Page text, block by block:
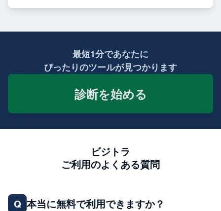
最短1分であなたに
ぴったりのツールが見つかります
診断を始める
ビジトラ
ご利用のよくある質問
Q 本当に無料で利用できますか？